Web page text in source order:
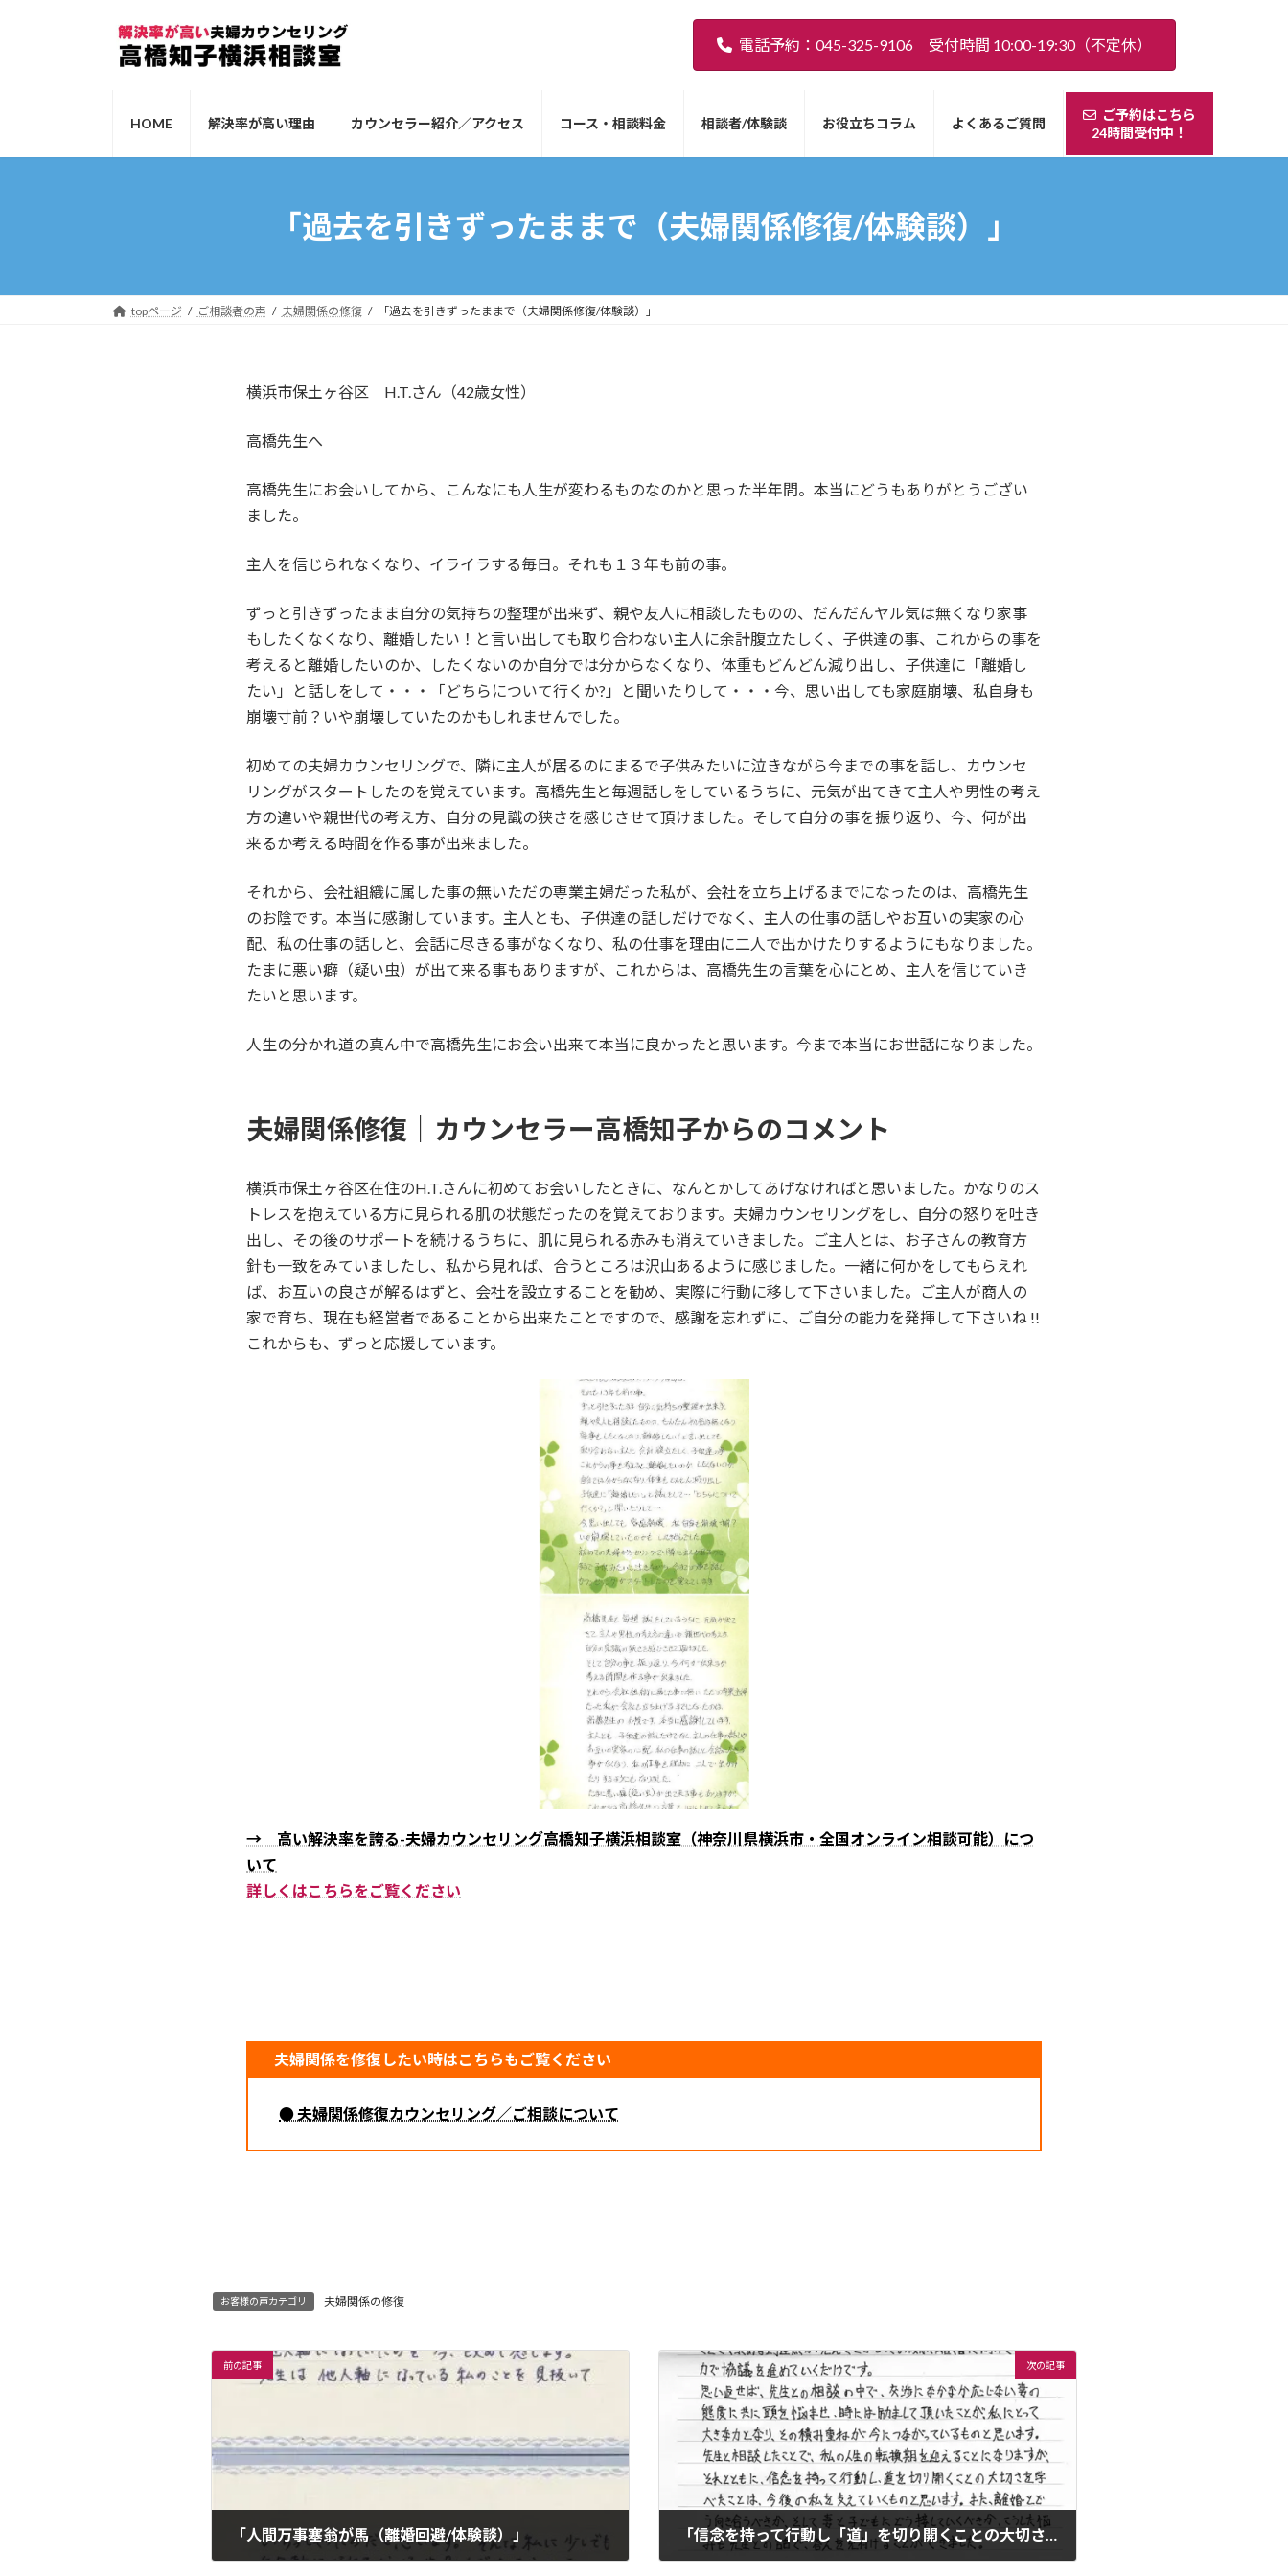
電話予約：045-325-9106 受付時間 10:00-19:30（不定休）
HOME 解決率が高い理由 カウンセラー紹介／アクセス コース・相談料金 相談者/体験談 お役立ちコラム よくあるご質問
ご予約はこちら
24時間受付中！
「過去を引きずったままで（夫婦関係修復/体験談）」
topページ ご相談者の声 夫婦関係の修復 「過去を引きずったままで（夫婦関係修復/体験談）」
横浜市保土ヶ谷区 H.T.さん（42歳女性）
高橋先生へ
高橋先生にお会いしてから、こんなにも人生が変わるものなのかと思った半年間。本当にどうもありがとうござい
ました。
主人を信じられなくなり、イライラする毎日。それも１３年も前の事。
ずっと引きずったまま自分の気持ちの整理が出来ず、親や友人に相談したものの、だんだんヤル気は無くなり家事
もしたくなくなり、離婚したい！と言い出しても取り合わない主人に余計腹立たしく、子供達の事、これからの事を
考えると離婚したいのか、したくないのか自分では分からなくなり、体重もどんどん減り出し、子供達に「離婚し
たい」と話しをして・・・「どちらについて行くか? 」と聞いたりして・・・今、思い出しても家庭崩壊、私自身も
崩壊寸前？いや崩壊していたのかもしれませんでした。
初めての夫婦カウンセリングで、隣に主人が居るのにまるで子供みたいに泣きながら今までの事を話し、カウンセ
リングがスタートしたのを覚えています。高橋先生と毎週話しをしているうちに、元気が出てきて主人や男性の考え
方の違いや親世代の考え方、自分の見識の狭さを感じさせて頂けました。そして自分の事を振り返り、今、何が出
来るか考える時間を作る事が出来ました。
それから、会社組織に属した事の無いただの専業主婦だった私が、会社を立ち上げるまでになったのは、高橋先生
のお陰です。本当に感謝しています。主人とも、子供達の話しだけでなく、主人の仕事の話しやお互いの実家の心
配、私の仕事の話しと、会話に尽きる事がなくなり、私の仕事を理由に二人で出かけたりするようにもなりました。
たまに悪い癖（疑い虫）が出て来る事もありますが、これからは、高橋先生の言葉を心にとめ、主人を信じていき
たいと思います。
人生の分かれ道の真ん中で高橋先生にお会い出来て本当に良かったと思います。今まで本当にお世話になりました。
夫婦関係修復｜カウンセラー高橋知子からのコメント
横浜市保土ヶ谷区在住のH.T.さんに初めてお会いしたときに、なんとかしてあげなければと思いました。かなりのス
トレスを抱えている方に見られる肌の状態だったのを覚えております。夫婦カウンセリングをし、自分の怒りを吐き
出し、その後のサポートを続けるうちに、肌に見られる赤みも消えていきました。ご主人とは、お子さんの教育方
針も一致をみていましたし、私から見れば、合うところは沢山あるように感じました。一緒に何かをしてもらえれ
ば、お互いの良さが解るはずと、会社を設立することを勧め、実際に行動に移して下さいました。ご主人が商人の
家で育ち、現在も経営者であることから出来たことですので、感謝を忘れずに、ご自分の能力を発揮して下さいね !!
これからも、ずっと応援しています。
→ 高い解決率を誇る-夫婦カウンセリング高橋知子横浜相談室（神奈川県横浜市・全国オンライン相談可能）につ
いて
詳しくはこちらをご覧ください
夫婦関係を修復したい時はこちらもご覧ください
● 夫婦関係修復カウンセリング／ご相談について
お客様の声カテゴリ 夫婦関係の修復
前の記事
「人間万事塞翁が馬（離婚回避/体験談）」
次の記事
「信念を持って行動し「道」を切り開くことの大切さを学べたことは、今後の私を支えていく（離婚問題/体験談）」